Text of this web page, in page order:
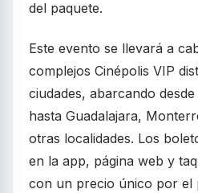
del paquete.
Este evento se llevará a
complejos Cinépolis VIP
ciudades, abarcando
hasta Guadalajara,
otras localidades. Los
en la app, página web y
con un precio único por el